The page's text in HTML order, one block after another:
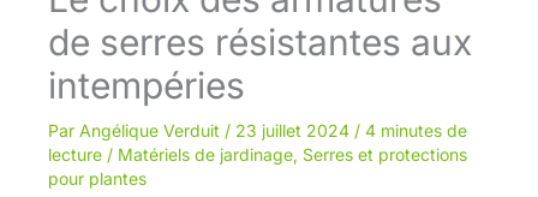
de serres résistantes aux
intempéries
Par Angélique Verduit / 23 juillet 2024 / 4 minutes de
lecture / Matériels de jardinage, Serres et protections
pour plantes